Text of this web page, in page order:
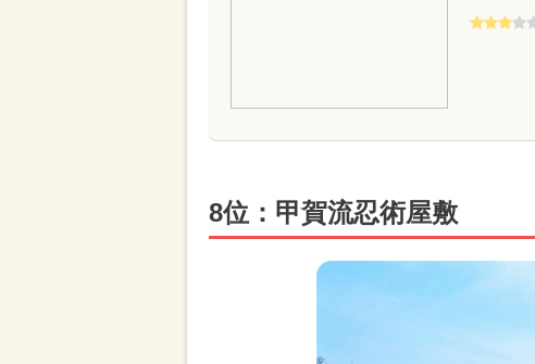
8位：甲賀流忍術屋敷